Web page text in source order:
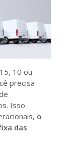
10 ou
precisa
Isso
o
das